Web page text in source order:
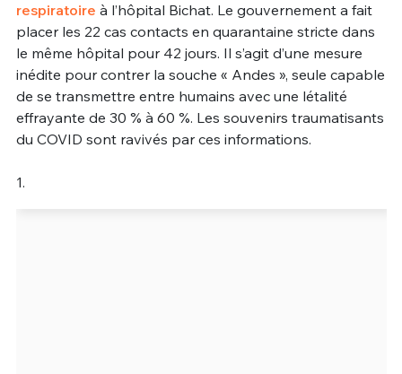
respiratoire à l’hôpital Bichat. Le gouvernement a fait
placer les 22 cas contacts en quarantaine stricte dans
le même hôpital pour 42 jours. Il s’agit d’une mesure
inédite pour contrer la souche « Andes », seule capable
de se transmettre entre humains avec une létalité
effrayante de 30 % à 60 %. Les souvenirs traumatisants
du COVID sont ravivés par ces informations.
1.